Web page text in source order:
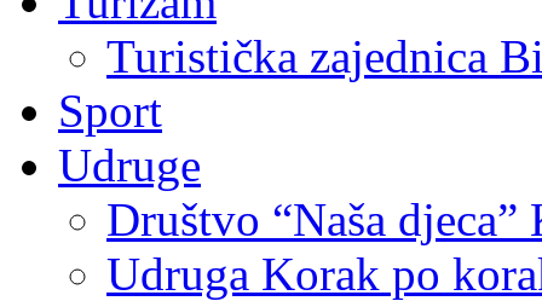
Turistička zajednica
Sport
Udruge
Društvo “Naša djeca”
Udruga Korak po